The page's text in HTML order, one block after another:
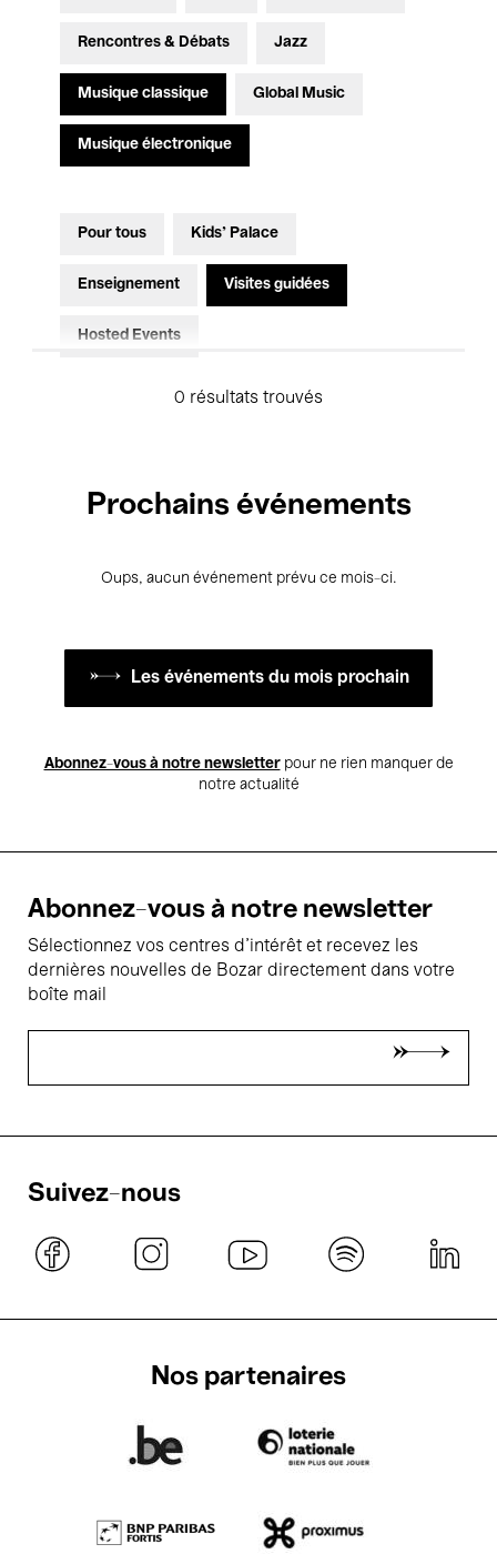
Rencontres & Débats Jazz
Musique classique Global Music
Musique électronique
Pour tous Kids’ Palace
Enseignement Visites guidées
Hosted Events
0 résultats trouvés
Prochains événements
Oups, aucun événement prévu ce mois-ci.
Les événements du mois prochain
Abonnez-vous à notre newsletterpour ne rien manquer de
notre actualité
Abonnez-vous à notre newsletter
Sélectionnez vos centres d'intérêt et recevez les
dernières nouvelles de Bozar directement dans votre
boîte mail
Suivez-nous
Nos partenaires